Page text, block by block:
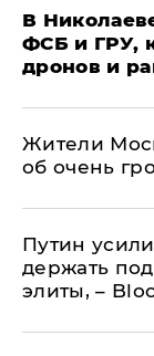
В
ФСБ и ГРУ,
дронов и
Жители
об очень
Путин
держать
элиты, –